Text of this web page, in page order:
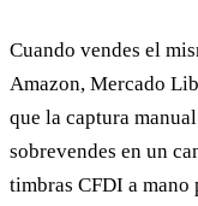
Cuando vendes el
Amazon, Mercado
que la captura
sobrevendes en un
timbras CFDI a mano